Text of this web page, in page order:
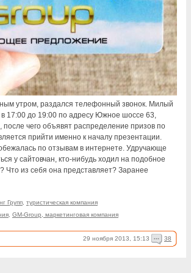
утром, раздался телефонный звонок. Милый
в 17:00 до 19:00 по адресу Южное шоссе 63,
чего объявят распределение призов по
прийти именно к началу презентации.
по отзывам в интернете. Удручающе
у сайтовчан, кто-нибудь ходил на подобное
Что из себя она представляет? Заранее
Групп туристическая компания
GM-Group, маркетинговая компания
29 ноября 2013, 15:13 38